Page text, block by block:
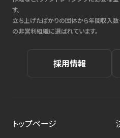
す。
立ち上げたばかりの団体から年間収入
の非営利組織に選ばれています。
採用情報
トップページ